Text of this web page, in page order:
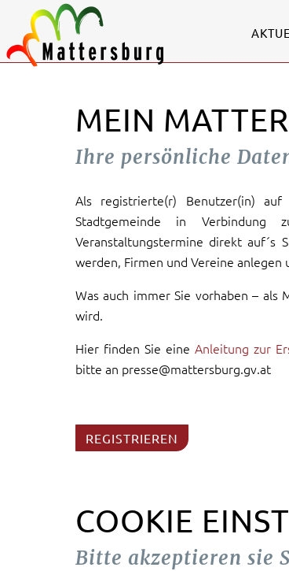
MEIN
Ihre persönliche
Als registrierte(r) Benutzer(in)
Stadtgemeinde in Verbindung
Veranstaltungstermine direkt auf´s
werden, Firmen und Vereine
Was auch immer Sie vorhaben – als
wird.
Hier finden Sie eineAnleitung zur
bitte an presse@mattersburg.gv.at
REGISTRIEREN
COOKIE
Bitte akzeptieren sie